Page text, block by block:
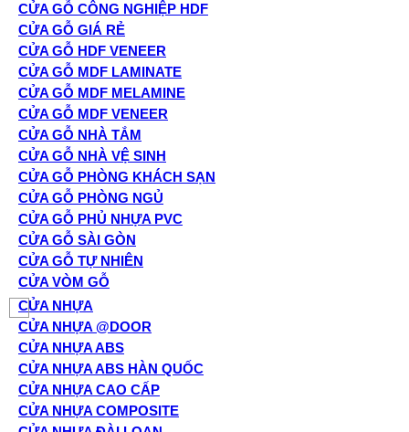
CỬA GỖ CÔNG NGHIỆP HDF
CỬA GỖ GIÁ RẺ
CỬA GỖ HDF VENEER
CỬA GỖ MDF LAMINATE
CỬA GỖ MDF MELAMINE
CỬA GỖ MDF VENEER
CỬA GỖ NHÀ TẮM
CỬA GỖ NHÀ VỆ SINH
CỬA GỖ PHÒNG KHÁCH SẠN
CỬA GỖ PHÒNG NGỦ
CỬA GỖ PHỦ NHỰA PVC
CỬA GỖ SÀI GÒN
CỬA GỖ TỰ NHIÊN
CỬA VÒM GỖ
CỬA NHỰA
CỬA NHỰA @DOOR
CỬA NHỰA ABS
CỬA NHỰA ABS HÀN QUỐC
CỬA NHỰA CAO CẤP
CỬA NHỰA COMPOSITE